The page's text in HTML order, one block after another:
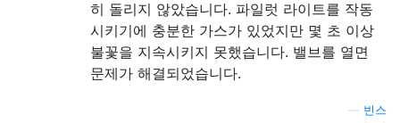
히 돌리지 않았습니다. 파일럿 라이트를 작동
시키기에 충분한 가스가 있었지만 몇 초 이상
불꽃을 지속시키지 못했습니다. 밸브를 열면
문제가 해결되었습니다.
빈스